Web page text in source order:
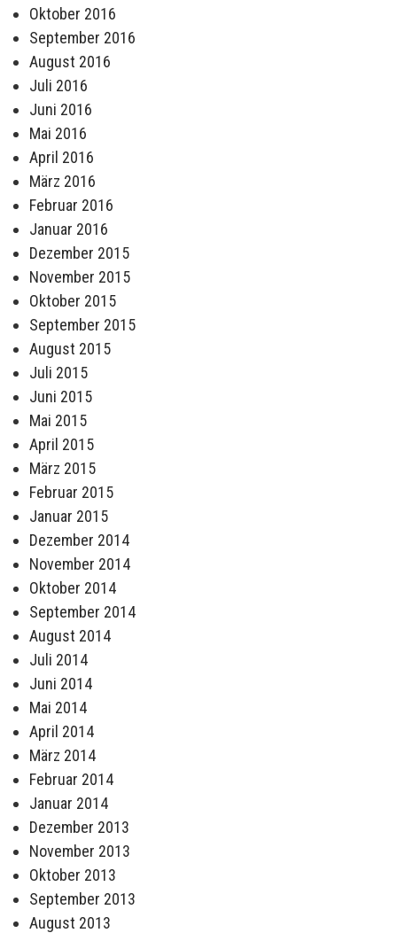
Oktober 2016
September 2016
August 2016
Juli 2016
Juni 2016
Mai 2016
April 2016
März 2016
Februar 2016
Januar 2016
Dezember 2015
November 2015
Oktober 2015
September 2015
August 2015
Juli 2015
Juni 2015
Mai 2015
April 2015
März 2015
Februar 2015
Januar 2015
Dezember 2014
November 2014
Oktober 2014
September 2014
August 2014
Juli 2014
Juni 2014
Mai 2014
April 2014
März 2014
Februar 2014
Januar 2014
Dezember 2013
November 2013
Oktober 2013
September 2013
August 2013